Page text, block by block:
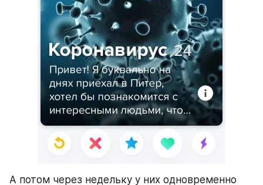
А потом через недельку у них одновременно